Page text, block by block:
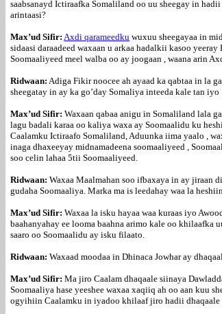
saabsanayd Ictiraafka Somaliland oo uu sheegay in
arintaasi?
Max’ud Sifir: Axdi qarameedku wuxuu sheegayaa in
sidaasi daraadeed waxaan u arkaa hadalkii kasoo
Soomaaliyeed meel walba oo ay joogaan , waana arin
Ridwaan: Adiga Fikir noocee ah ayaad ka qabtaa in la
sheegatay in ay ka go’day Somaliya inteeda kale tan iyo
Max’ud Sifir: Waxaan qabaa anigu in Somaliland lala
lagu badali karaa oo kaliya waxa ay Soomaalidu ku
Caalamku Ictiraafo Somaliland, Aduunka iima yaalo ,
inaga dhaxeeyay midnamadeena soomaaliyeed ,
soo celin lahaa 5tii Soomaaliyeed.
Ridwaan: Waxaa Maalmahan soo ifbaxaya in ay jiraan
gudaha Soomaaliya. Marka ma is leedahay waa la
Max’ud Sifir: Waxaa la isku hayaa waa kuraas iyo
baahanyahay ee looma baahna arimo kale oo khilaafka
saaro oo Soomaalidu ay isku filaato.
Ridwaan: Waxaad moodaa in Dhinaca Jowhar ay
Max’ud Sifir: Ma jiro Caalam dhaqaale siinaya
Soomaaliya hase yeeshee waxaa xaqiiq ah oo aan kuu
ogyihiin Caalamku in iyadoo khilaaf jiro hadii